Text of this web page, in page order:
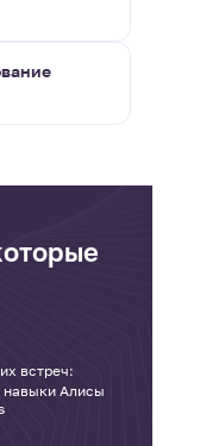
встреч:
навыки Алисы